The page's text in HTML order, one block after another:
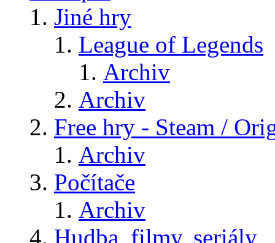
Jiné hry
League of Legends
Archiv
Archiv
Free hry - Steam /
Archiv
Počítače
Archiv
Hudba, filmy, seriály